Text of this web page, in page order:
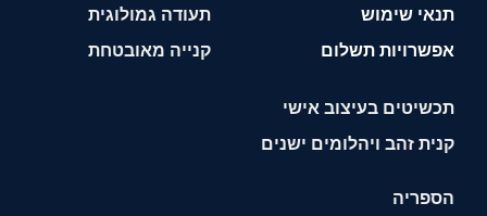
תנאי שימוש
אפשרויות תשלום
תעודה גמולוגית
קנייה מאובטחת
תכשיטים בעיצוב אישי
קנית זהב ויהלומים ישנים
הספריה